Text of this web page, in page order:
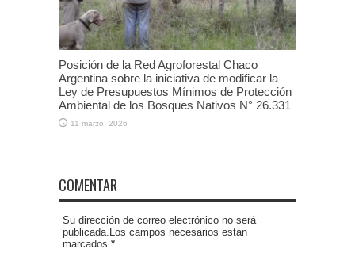
Posición de la Red Agroforestal Chaco
Argentina sobre la iniciativa de modificar la
Ley de Presupuestos Mínimos de Protección
Ambiental de los Bosques Nativos N° 26.331
11 marzo, 2026
COMENTAR
Su dirección de correo electrónico no será
publicada.Los campos necesarios están
marcados *